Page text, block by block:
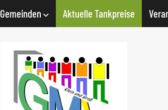
Gemeinden Aktuelle Tankpreise